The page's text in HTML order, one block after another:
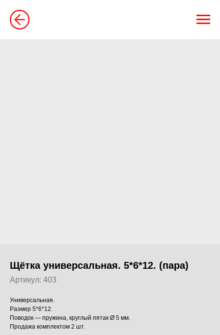
Щётка универсальная. 5*6*12. (пара)
Артикул: 403
Универсальная.
Размер 5*6*12.
Поводок — пружина, круглый пятак Ø 5 мм.
Продажа комплектом 2 шт.